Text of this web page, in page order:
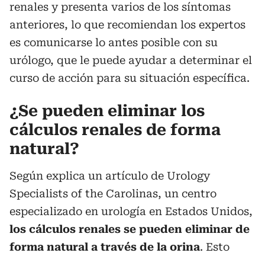
renales y presenta varios de los síntomas
anteriores, lo que recomiendan los expertos
es comunicarse lo antes posible con su
urólogo, que le puede ayudar a determinar el
curso de acción para su situación específica.
¿Se pueden eliminar los
cálculos renales de forma
natural?
Según explica un artículo de Urology
Specialists of the Carolinas, un centro
especializado en urología en Estados Unidos,
los cálculos renales se pueden eliminar de
forma natural a través de la orina. Esto